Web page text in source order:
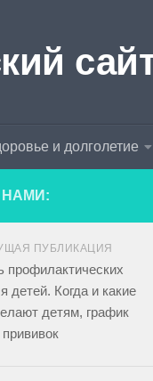
и долголетие
НАМИ:
ПУБЛИКАЦИЯ
профилактических
детей. Когда и какие
детям, график
прививок